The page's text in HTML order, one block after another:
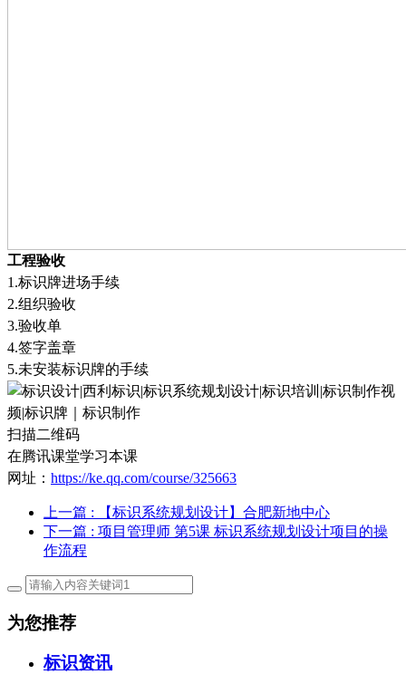
工程验收
1.标识牌进场手续
2.组织验收
3.验收单
4.签字盖章
5.未安装标识牌的手续
扫描二维码
在腾讯课堂学习本课
网址： https://ke.qq.com/course/325663
上一篇 : 【标识系统规划设计】合肥新地中心
下一篇 : 项目管理师 第5课 标识系统规划设计项目的操
作流程
为您推荐
标识资讯